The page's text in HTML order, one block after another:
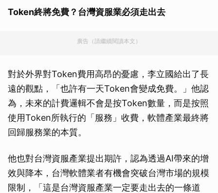
Token終將免費？台灣資服業必須走出去
廣告（請繼續閱讀本文）
對於外界對Token費用高昂的憂慮，李立國給出了長
遠的觀點，「也許有一天Token會變成免費。」他認
為，未來的計費邏輯不會是按Token數量，而是按照
使用Token所執行的「服務」收費，軟體產業最終將
回歸服務業的本質。
他也對台灣資服產業提出期許，認為透過AI帶來的增
效與降本，台灣軟體業者有機會突破台灣市場的規模
限制，「這是台灣資服產業一定要走出去的一條道